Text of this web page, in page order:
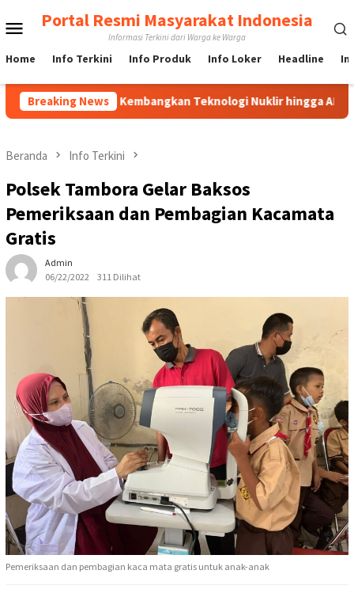
ke
Menu
Mobile
Portal Resmi Masyarakat Indonesia
Informasi Terkini dari Warga ke Warga
Home Info Terkini Info Produk Info Loker Headline
Breaking News
Fokus Kembangkan Teknologi Nuklir hingga AI
Beranda Info Terkini
Polsek Tambora Gelar Baksos
Pemeriksaan dan Pembagian Kacamata
Gratis
Admin
06/22/2022
311 Dilihat
Pemeriksaan dan pembagian kaca mata gratis untuk anak-anak